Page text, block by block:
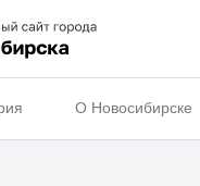
О Новосибирске